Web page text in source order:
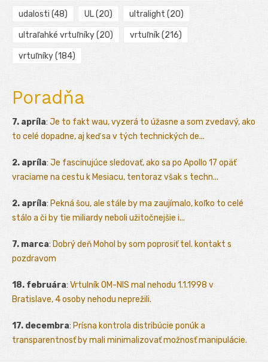
udalosti (48) UL(20) ultralight (20)
ultraľahké vrtuľníky(20) vrtuľník(216)
vrtuľníky(184)
Poradňa
7. apríla: Je to fakt wau, vyzerá to úžasne a som zvedavý, ako
to celé dopadne, aj keď sa v tých technických de...
2. apríla: Je fascinujúce sledovať, ako sa po Apollo 17 opäť
vraciame na cestu k Mesiacu, tentoraz však s techn...
2. apríla: Pekná šou, ale stále by ma zaujímalo, koľko to celé
stálo a či by tie miliardy neboli užitočnejšie i...
7. marca: Dobrý deň Mohol by som poprosiť tel. kontakt s
pozdravom
18. februára: Vrtulník OM-NIS mal nehodu 1.1.1998 v
Bratislave, 4 osoby nehodu neprežili.
17. decembra: Prísna kontrola distribúcie ponúk a
transparentnosť by mali minimalizovať možnosť manipulácie.